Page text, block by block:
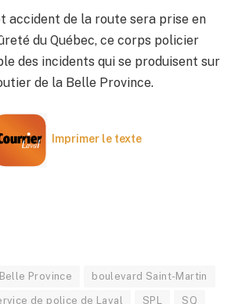
accident de la route sera prise en
du Québec, ce corps policier
des incidents qui se produisent sur
de la Belle Province.
Imprimer le texte
Belle Province boulevard Saint-Martin
de police de Laval SPL SQ